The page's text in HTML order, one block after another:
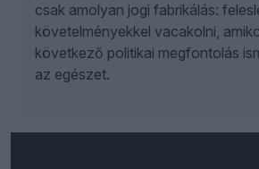
csak amolyan jogi fabrikálás:
követelményekkel vacakolni,
következő politikai megfontolás
az egészet.